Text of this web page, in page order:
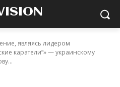
являясь лидером
каратели”» — украинскому